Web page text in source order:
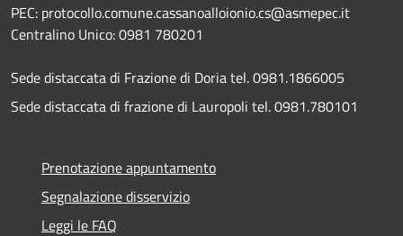
PEC: protocollo.comune.cassanoalloionio.cs@asmepec.it
Centralino Unico: 0981 780201
Sede distaccata di Frazione di Doria tel. 0981.1866005
Sede distaccata di frazione di Lauropoli tel. 0981.780101
Prenotazione appuntamento
Segnalazione disservizio
Leggi le FAQ